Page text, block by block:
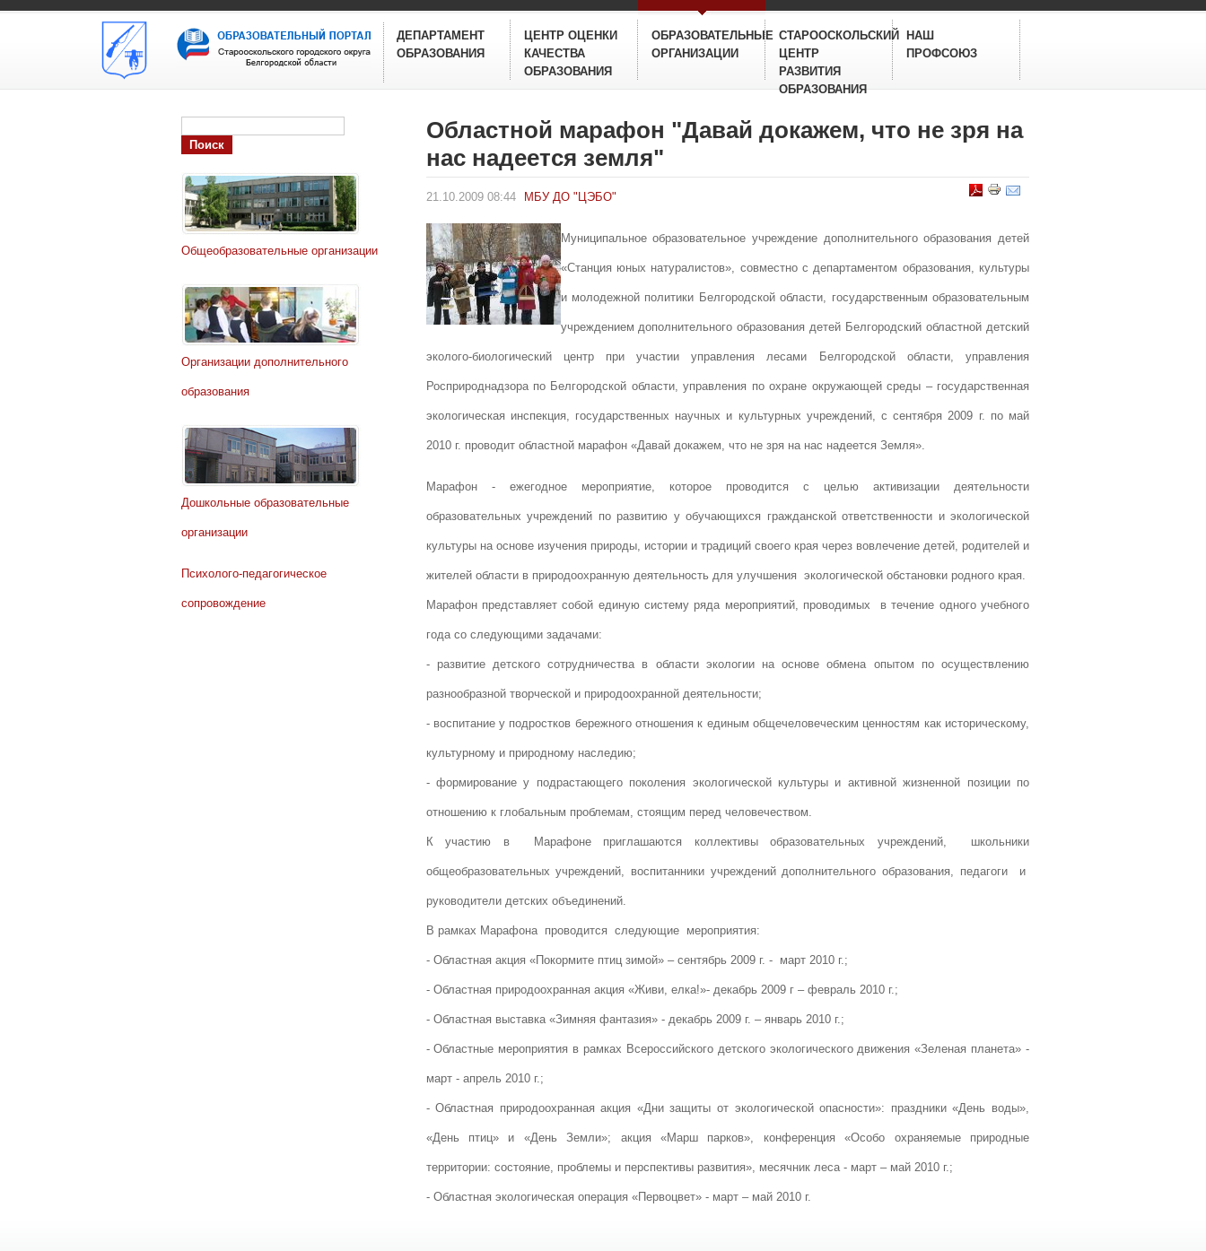
ДЕПАРТАМЕНТ
ОБРАЗОВАНИЯ
ЦЕНТР ОЦЕНКИ
КАЧЕСТВА
ОБРАЗОВАНИЯ
ОБРАЗОВАТЕЛЬНЫЕ
ОРГАНИЗАЦИИ
СТАРООСКОЛЬСКИЙ
ЦЕНТР
РАЗВИТИЯ
ОБРАЗОВАНИЯ
НАШ
ПРОФСОЮЗ
Областной марафон "Давай докажем, что не зря на
нас надеется земля"
21.10.2009 08:44 МБУ ДО "ЦЭБО"
Муниципальное образовательное учреждение дополнительного образования детей
«Станция юных натуралистов», совместно с департаментом образования, культуры
и молодежной политики Белгородской области, государственным образовательным
учреждением дополнительного образования детей Белгородский областной детский
эколого-биологический центр при участии управления лесами Белгородской области, управления
Росприроднадзора по Белгородской области, управления по охране окружающей среды – государственная
экологическая инспекция, государственных научных и культурных учреждений, с сентября 2009 г. по май
2010 г. проводит областной марафон «Давай докажем, что не зря на нас надеется Земля».
Марафон - ежегодное мероприятие, которое проводится с целью активизации деятельности
образовательных учреждений по развитию у обучающихся гражданской ответственности и экологической
культуры на основе изучения природы, истории и традиций своего края через вовлечение детей, родителей и
жителей области в природоохранную деятельность для улучшения экологической обстановки родного края.
Марафон представляет собой единую систему ряда мероприятий, проводимых в течение одного учебного
года со следующими задачами:
- развитие детского сотрудничества в области экологии на основе обмена опытом по осуществлению
разнообразной творческой и природоохранной деятельности;
- воспитание у подростков бережного отношения к единым общечеловеческим ценностям как историческому,
культурному и природному наследию;
- формирование у подрастающего поколения экологической культуры и активной жизненной позиции по
отношению к глобальным проблемам, стоящим перед человечеством.
К участию в Марафоне приглашаются коллективы образовательных учреждений, школьники
общеобразовательных учреждений, воспитанники учреждений дополнительного образования, педагоги и
руководители детских объединений.
В рамках Марафона проводится следующие мероприятия:
- Областная акция «Покормите птиц зимой» – сентябрь 2009 г. - март 2010 г.;
- Областная природоохранная акция «Живи, елка!»- декабрь 2009 г – февраль 2010 г.;
- Областная выставка «Зимняя фантазия» - декабрь 2009 г. – январь 2010 г.;
- Областные мероприятия в рамках Всероссийского детского экологического движения «Зеленая планета» -
март - апрель 2010 г.;
- Областная природоохранная акция «Дни защиты от экологической опасности»: праздники «День воды»,
«День птиц» и «День Земли»; акция «Марш парков», конференция «Особо охраняемые природные
территории: состояние, проблемы и перспективы развития», месячник леса - март – май 2010 г.;
- Областная экологическая операция «Первоцвет» - март – май 2010 г.
Общеобразовательные организации
Организации дополнительного
образования
Дошкольные образовательные
организации
Психолого-педагогическое
сопровождение